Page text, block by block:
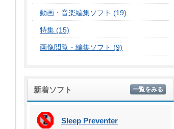
動画・音楽編集ソフト (19)
特集 (15)
画像閲覧・編集ソフト (9)
新着ソフト 一覧をみる
Sleep Preventer